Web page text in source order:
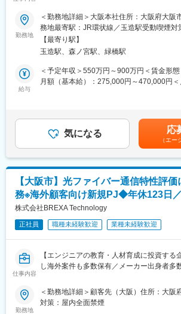
ています。
変更の範囲：会社の定める業務
◎出張：ほぼ無（ごくまれに海外の工場へ
張行ってもらう可能性有。）
◎有給休暇の平均取得日数：17.4日（2023
◎平均勤続年数：19.7年（2024年3月）
■入社後は：
最初は研修からスタート。先輩社員のOJT
・配属先：本社/技術部
技術部には現在23名が在籍。機構課10名
代の幅広い年齢層の男性社員が活躍してお
変更の範囲：会社の定める業務
複合機、プリンター、インクジェットプリ
うエンジニアの募集です。
具体的には、製品本体の回路設計や制御設
の開発業務（仕様/設計/シミュレーション/
＜担当製品＞
製品担当制ではなく、本人の希望をふまえ
担当する製品が変わることも多いです。家
複合機は最先端技術が詰め込まれた精密機
回路エンジニア、ソフトウェアエンジニア
ニア、AI技術者など様々な専門分野をもつ
■複合機・プリンター事業について
複合機とはその名が示すように、プリンタ
クスなどの機能が複合したもので、近年は
無線ネットワークやクラウドとの連携、AI
加速しています。
2016年に「TASKalfa」シリーズを市場に投
ットシェアを順調に伸ばしています。
一方プリンターは、在宅ワークやサテライ
が多様になる昨今、それらに適したコンパ
や無線ネットワーク接続、モバイル印刷機
専門性の高い技術が詰め込まれた複合機は
く、国内メーカーがグローバルシェアを占
勤務地
＜勤務地詳細＞大阪本社住所：大阪府大阪
務地最寄駅：JR環状線／玉造駅受動喫煙対
の範囲：会社の定める事業所（リモートワ
【最寄り駅】
玉造駅、森ノ宮駅、緑橋駅
給与
＜予定年収＞550万円～900万円＜賃金形
月額（基本給）：275,000円～470,000円
を通じて上下する可能性があります。月給
た表記です。気になる 応
（エー
【大阪市】光ファイバー通信特性評
務※海外顧客向け新規PJ◆年休123日
株式会社BREXA Technology
正社員 職種未経験歓迎 業種未経験歓迎
仕事内容
【エンジニアの教育・人材育成に投資する
し海外案件も多数保有／メーカー出身者多数
任せします。
勤務地
＜勤務地詳細＞顧客先（大阪）住所：大阪
対策：屋内全面禁煙